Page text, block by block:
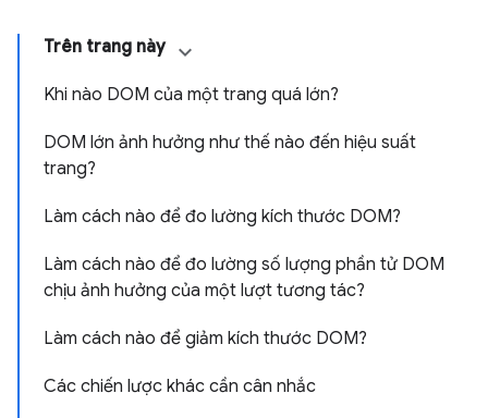
Trên trang này
Khi nào DOM của một trang quá lớn?
DOM lớn ảnh hưởng như thế nào đến hiệu suất
trang?
Làm cách nào để đo lường kích thước DOM?
Làm cách nào để đo lường số lượng phần tử DOM
chịu ảnh hưởng của một lượt tương tác?
Làm cách nào để giảm kích thước DOM?
Các chiến lược khác cần cân nhắc